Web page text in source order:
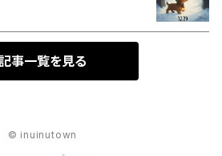
事一覧を見る
© inuinutown